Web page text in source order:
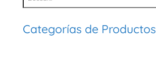
Categorías de Productos